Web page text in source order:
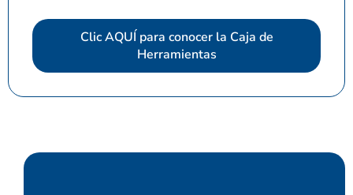
Clic AQUÍ para conocer la Caja de
Herramientas